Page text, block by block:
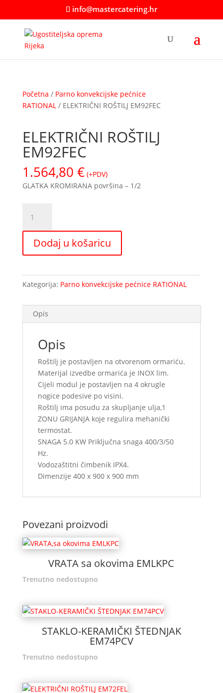
info@mastercatering.hr
Početna / Parno konvekcijske pećnice
RATIONAL / ELEKTRIČNI ROŠTILJ EM92FEC
ELEKTRIČNI ROŠTILJ
EM92FEC
1.564,80 € (+PDV)
GLATKA KROMIRANA površina – 1/2
ROŠTILJ
EM92FEC
količina
Dodaj u košaricu
Kategorija: Parno konvekcijske pećnice RATIONAL
Opis
Opis
Roštilj je postavljen na otvorenom ormariću.
Materijal izvedbe ormarića je INOX lim.
Cijeli modul je postavljen na 4 okrugle
nogice podesive po visini.
Roštilj ima posudu za skupljanje ulja,1
ZONU GRIJANJA koje regulira mehanički
termostat.
SNAGA 5.0 KW Priključna snaga 400/3/50
Hz.
Vodozaštitni čimbenik IPX4.
Dimenzije 400 x 900 x 900 mm
Povezani proizvodi
VRATA sa okovima EMLKPC
Trenutno nedostupno
STAKLO-KERAMIČKI ŠTEDNJAK
EM74PCV
Trenutno nedostupno